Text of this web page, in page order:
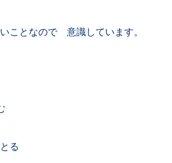
ことなので 意識しています。
る